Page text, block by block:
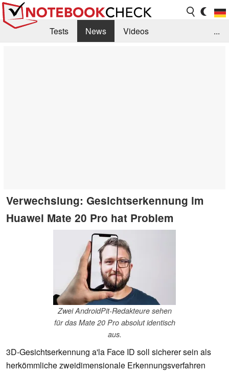
Tests News
Videos
...
Verwechslung: Gesichtserkennung im
Huawei Mate 20 Pro hat Problem
Zwei AndroidPit-Redakteure sehen
für das Mate 20 Pro absolut identisch
aus.
3D-Gesichtserkennung a'la Face ID soll sicherer sein als
herkömmliche zweidimensionale Erkennungsverfahren